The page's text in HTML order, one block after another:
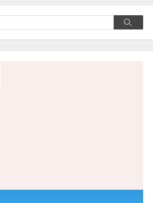
Поиск